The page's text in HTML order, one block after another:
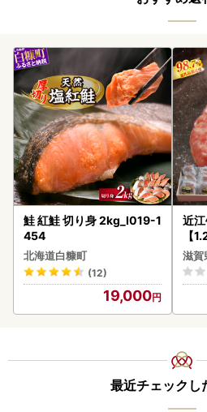
鮭 紅鮭 切り身 2kg_I019-1
454
北海道白糠町
(12)
19,000
近
【
】
滋賀
最近チェックし